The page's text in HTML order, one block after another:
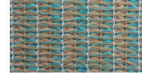
LƯỚI CHE NẮNG